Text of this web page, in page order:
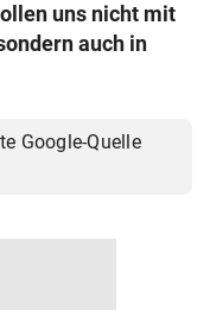
uns nicht mit
auch in
Google-Quelle